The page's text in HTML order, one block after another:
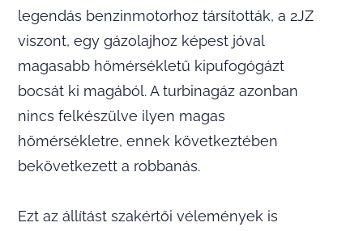
legendás benzinmotorhoz társították, a 2JZ
viszont, egy gázolajhoz képest jóval
magasabb hőmérsékletű kipufogógázt
bocsát ki magából. A turbinagáz azonban
nincs felkészülve ilyen magas
hőmérsékletre, ennek következtében
bekövetkezett a robbanás.
Ezt az állítást szakértői vélemények is